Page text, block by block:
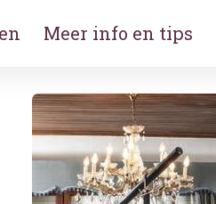
Meer info en tips